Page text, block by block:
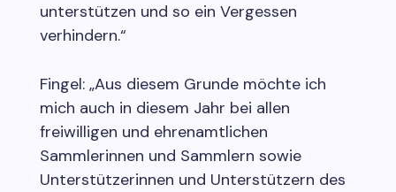
unterstützen und so ein Vergessen
verhindern.“
Fingel: „Aus diesem Grunde möchte ich
mich auch in diesem Jahr bei allen
freiwilligen und ehrenamtlichen
Sammlerinnen und Sammlern sowie
Unterstützerinnen und Unterstützern des